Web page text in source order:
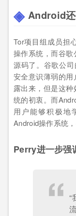
Android还
Tor项目组成员担
操作系统，而谷
源码了。谷歌公
安全意识薄弱的
露出来，但是这
统的初衷。而
用户能够积极地
Android操作系统
Perry进一步强
“